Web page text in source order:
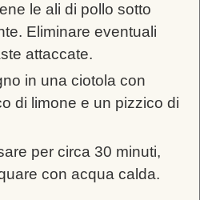
le ali di pollo sotto
Eliminare eventuali
attaccate.
in una ciotola con
di limone e un pizzico di
per circa 30 minuti,
con acqua calda.